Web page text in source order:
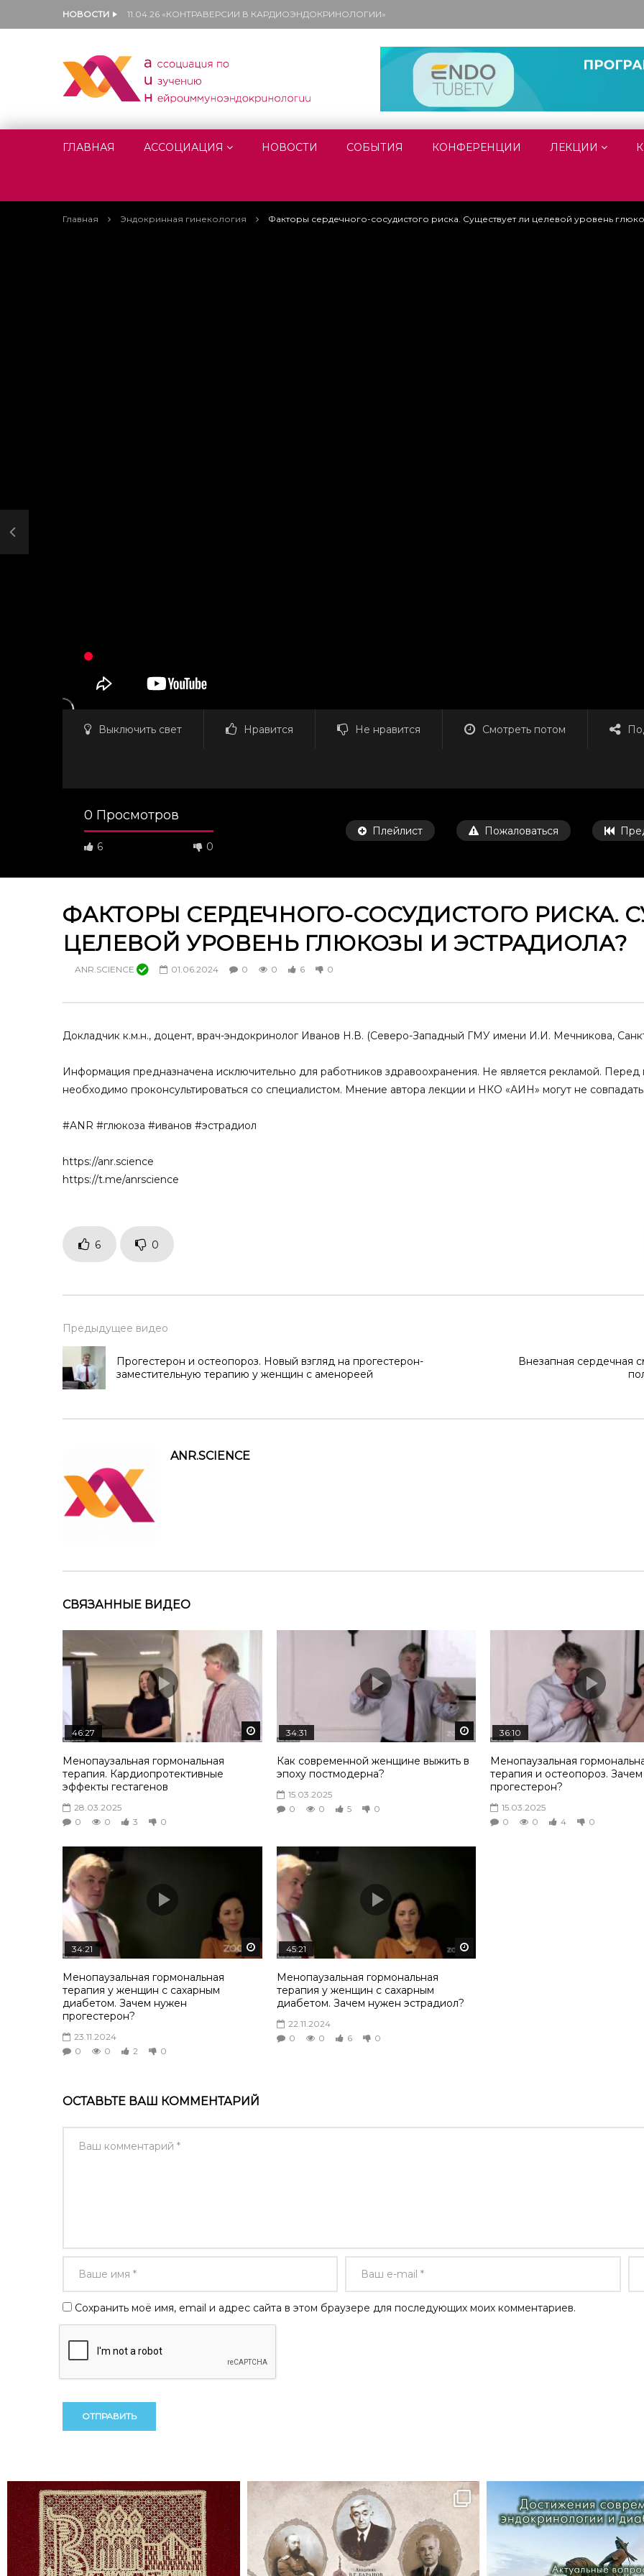
НОВОСТИ 11.04.26 «КОНТРАВЕРСИИ В КАРДИОЭНДОКРИНОЛОГИИ»
ГЛАВНАЯ АССОЦИАЦИЯ НОВОСТИ СОБЫТИЯ КОНФЕРЕНЦИИ ЛЕКЦИИ
Главная Эндокринная гинекология Факторы сердечного-сосудистого риска. Существует ли целевой уровень
Выключить свет Нравится Не нравится Смотреть потом
0 Просмотров
6 0
Плейлист Пожаловаться
Смотреть потом
46:27
Менопаузальная гормональная
эффекты гестагенов
0
0 3 0
Смотреть потом
34:31
Как современной женщине выжить
36:10
нужен прогестерон?
0
0 4 0
ФАКТОРЫ СЕРДЕЧНОГО-СОСУДИСТОГО РИСКА.
ЦЕЛЕВОЙ УРОВЕНЬ ГЛЮКОЗЫ И ЭСТРАДИОЛА?
ANR.SCIENCE 01.06.2024 0 0 6 0
Докладчик к.м.н., доцент, врач-эндокринолог Иванов Н.В. (Северо-Западный ГМУ имени И.И. Мечникова,
Информация предназначена исключительно для работников здравоохранения. Не является рекламой.
необходимо проконсультироваться со специалистом. Мнение автора лекции и НКО «АИН» могут не совпадать.
#ANR #глюкоза #иванов #эстрадиол
https://anr.science
https://t.me/anrscience
6 0
Предыдущее видео
Прогестерон и остеопороз. Новый взгляд на прогестерон-
заместительную терапию у женщин с аменореей
Внезапная сердечная
ANR.SCIENCE
СВЯЗАННЫЕ ВИДЕО
Смотреть потом
46:27
Менопаузальная гормональная
терапия. Кардиопротективные
эффекты гестагенов
28.03.2025
0
0 3 0
Смотреть потом
34:31
Как современной женщине выжить в
эпоху постмодерна?
15.03.2025
0
0 5 0
36:10
Менопаузальная
терапия и остеопороз.
прогестерон?
15.03.2025
0
0 4 0
Смотреть потом
34:21
Менопаузальная гормональная
терапия у женщин с сахарным
диабетом. Зачем нужен
прогестерон?
23.11.2024
0
0 2 0
45:21
Менопаузальная гормональная
терапия у женщин с сахарным
диабетом. Зачем нужен эстрадиол?
22.11.2024
0
0 6 0
ОСТАВЬТЕ ВАШ КОММЕНТАРИЙ
Сохранить моё имя, email и адрес сайта в этом браузере для последующих моих комментариев.